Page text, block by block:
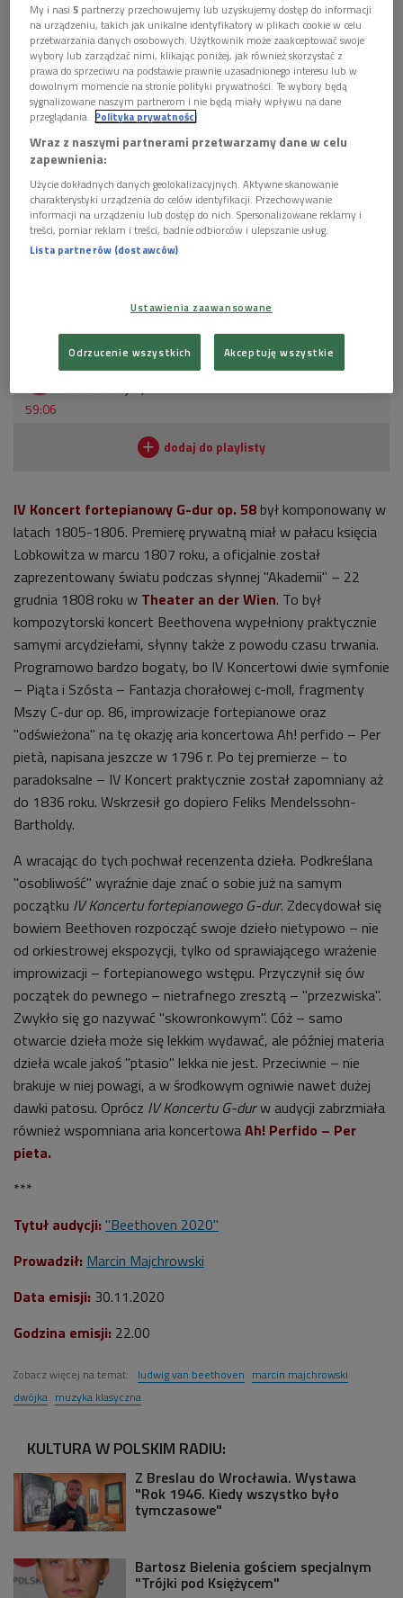
Zdjęcie ilustracyjne Foto: pixabay.com/No-longer-here
POSŁUCHAJ
59:06
IV Koncert fortepianowy Beethovena (Beethoven
IV Koncert fortepianowy G-dur op. 58 był komponowany w
latach 1805-1806. Premierę prywatną miał w pałacu księcia
Lobkowitza w marcu 1807 roku, a oficjalnie został
zaprezentowany światu podczas słynnej "Akademii" – 22
grudnia 1808 roku w Theater an der Wien. To był
kompozytorski koncert Beethovena wypełniony praktycznie
samymi arcydziełami, słynny także z powodu czasu trwania.
Programowo bardzo bogaty, bo IV Koncertowi dwie symfonie
– Piąta i Szósta – Fantazja chorałowej c-moll, fragmenty
Mszy C-dur op. 86, improwizacje fortepianowe oraz
"odświeżona" na tę okazję aria koncertowa Ah! perfido – Per
pietà, napisana jeszcze w 1796 r. Po tej premierze – to
paradoksalne – IV Koncert praktycznie został zapomniany aż
do 1836 roku. Wskrzesił go dopiero Feliks Mendelssohn-
Bartholdy.
A wracając do tych pochwał recenzenta dzieła. Podkreślana
"osobliwość" wyraźnie daje znać o sobie już na samym
początku IV Koncertu fortepianowego G-dur. Zdecydował się
bowiem Beethoven rozpocząć swoje dzieło nietypowo – nie
od orkiestrowej ekspozycji, tylko od sprawiającego wrażenie
improwizacji – fortepianowego wstępu. Przyczynił się ów
początek do pewnego – nietrafnego zresztą – "przezwiska".
Zwykło się go nazywać "skowronkowym". Cóż – samo
otwarcie dzieła może się lekkim wydawać, ale później materia
dzieła wcale jakoś "ptasio" lekka nie jest. Przeciwnie – nie
brakuje w niej powagi, a w środkowym ogniwie nawet dużej
dawki patosu. Oprócz IV Koncertu G-durw audycji zabrzmiała
równieżwspomniana aria koncertowaAh! Perfido – Per
pieta.
***
Tytuł audycji: "Beethoven 2020"
Prowadził: Marcin Majchrowski
Data emisji: 30.11.2020
Godzina emisji: 22.00
Zobacz więcej na temat: ludwig van beethoven marcin majchrowski
dwójka muzyka klasyczna
KULTURA W POLSKIM RADIU:
Z Breslau do Wrocławia. Wystawa
"Rok 1946. Kiedy wszystko było
tymczasowe"
Bartosz Bielenia gościem specjalnym
"Trójki pod Księżycem"
My i nasi5 partnerzy przechowujemy lub uzyskujemy dostęp do informacji
na urządzeniu, takich jak unikalne identyfikatory w plikach cookie w celu
przetwarzania danych osobowych. Użytkownik może zaakceptować swoje
wybory lub zarządzać nimi, klikając poniżej, jak również skorzystać z
prawa do sprzeciwu na podstawie prawnie uzasadnionego interesu lub w
dowolnym momencie na stronie polityki prywatności. Te wybory będą
sygnalizowane naszym partnerom i nie będą miały wpływu na dane
przeglądania. Polityka prywatności
Wraz z naszymi partnerami przetwarzamy dane w celu
zapewnienia:
Użycie dokładnych danych geolokalizacyjnych. Aktywne skanowanie
charakterystyki urządzenia do celów identyfikacji. Przechowywanie
informacji na urządzeniu lub dostęp do nich. Spersonalizowane reklamy i
treści, pomiar reklam i treści, badnie odbiorców i ulepszanie usług.
Lista partnerów (dostawców)
Ustawienia zaawansowane
Odrzucenie wszystkich Akceptuję wszystkie